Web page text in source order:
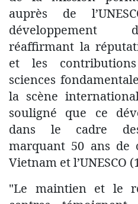
auprès de
développement
réaffirmant la
et les
sciences
la scène
souligné que ce
dans le cadre des
marquant 50 ans de
Vietnam et l’UNESCO
"Le maintien et le